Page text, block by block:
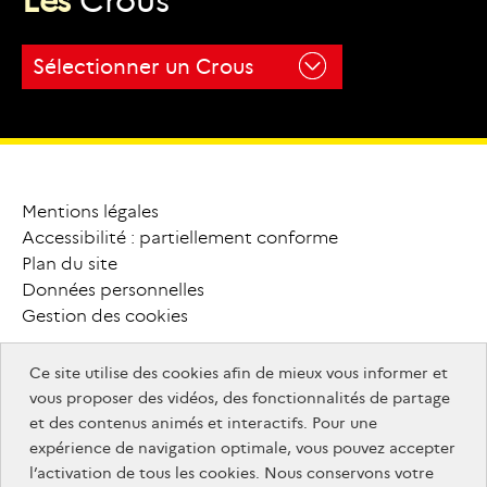
campusfrance.org
MesServices.etudiant.gouv.fr
monmaster.gouv.fr
france.fr
monmaster.gouv.fr
Sélectionner un Crous
Pied
de
page
Mentions légales
Accessibilité : partiellement conforme
Plan du site
Données personnelles
Gestion des cookies
Footer
autres
info.gouv.fr
service-public.gouv.fr
info.gouv.fr
legifrance.gouv.fr
service-
public.gouv.fr
data.gouv.fr legifrance.gouv.fr
Ce site utilise des cookies afin de mieux vous informer et
vous proposer des vidéos, des fonctionnalités de partage
et des contenus animés et interactifs. Pour une
expérience de navigation optimale, vous pouvez accepter
l’activation de tous les cookies. Nous conservons votre